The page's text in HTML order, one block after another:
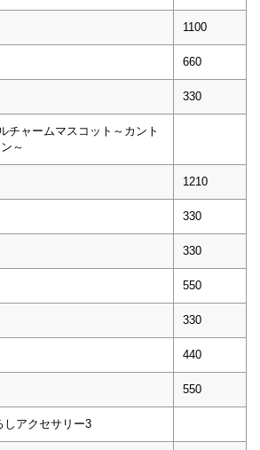
1100
660
330
チャームマスコット～カント
～
1210
330
330
550
330
440
550
しアクセサリー3